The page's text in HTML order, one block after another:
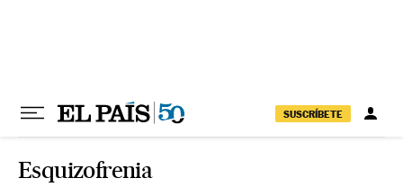
SUSCRÍBETE
Esquizofrenia